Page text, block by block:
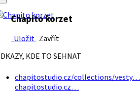
Chapito korzet
Uložit Zavřít
KDE TO SEHNAT
chapitostudio.cz/collections/vesty…
chapitostudio.cz…